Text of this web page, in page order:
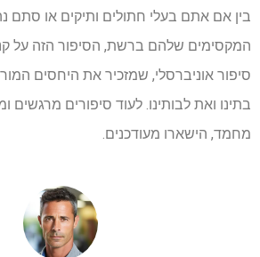
בין אם אתם בעלי חתולים ותיקים או סתם
המקסימים שלהם ברשת, הסיפור הזה על
סיפור אוניברסלי, שמזכיר את היחסים
בתינו ואת לבותינו. לעוד סיפורים מרגשים
מחמד, הישארו מעודכנים.